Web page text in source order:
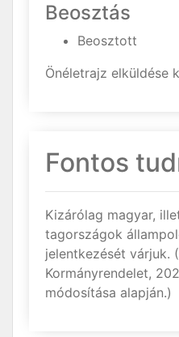
Beosztás
Beosztott
Önéletrajz elküldése
Fontos
Kizárólag magyar,
tagországok
jelentkezését várjuk.
Kormányrendelet,
módosítása alapján.)